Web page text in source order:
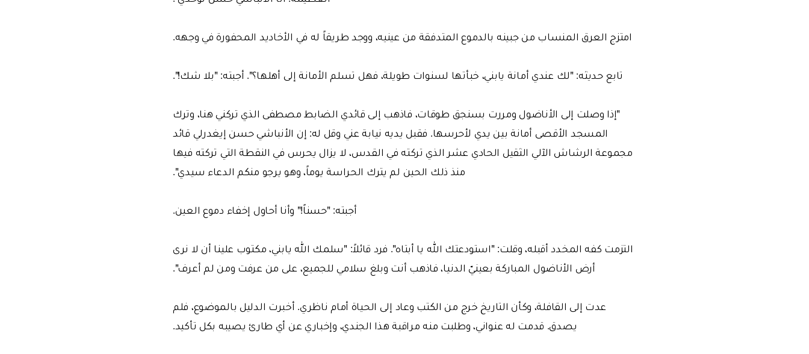
امتزج العرق المنساب من جبينه بالدموع المتدفقة من عينيه، ووجد طريقاً له في الأخاديد المحفورة في وجهه.
تابع حديثه: "لك عندي أمانة يابني، خبأتها لسنوات طويلة، فهل تسلم الأمانة إلى أهلها؟". أجبته: "بلا شك!".
"إذا وصلت إلى الأناضول ومررت بسنجق طوقات، فاذهب إلى قائدي الضابط مصطفى الذي تركني هنا، وترك
المسجد الأقصى أمانة بين يدي لأحرسها. فقبل يديه نيابة عني وقل له: إن الأنباشي حسن إيغدرلي قائد
مجموعة الرشاش الآلي الثقيل الحادي عشر الذي تركته في القدس، لا يزال يحرس في النقطة التي تركته فيها
منذ ذلك الحين لم يترك الحراسة يوماً، وهو يرجو منكم الدعاء سيدي".
أجبته: "حسناً!" وأنا أحاول إخفاء دموع العين.
التزمت كفه المخدد أقبله، وقلت: "استودعتك الله يا أبتاه". فرد قائلاً: "سلمك الله يابني، مكتوب علينا أن لا نرى
أرض الأناضول المباركة بعينيّ الدنيا، فاذهب أنت وبلغ سلامي للجميع، على من عرفت ومن لم أعرف".
عدت إلى القافلة، وكأن التاريخ خرج من الكتب وعاد إلى الحياة أمام ناظري. أخبرت الدليل بالموضوع، فلم
يصدق. قدمت له عنواني، وطلبت منه مراقبة هذا الجندي، وإخباري عن أي طارئ يصيبه بكل تأكيد.